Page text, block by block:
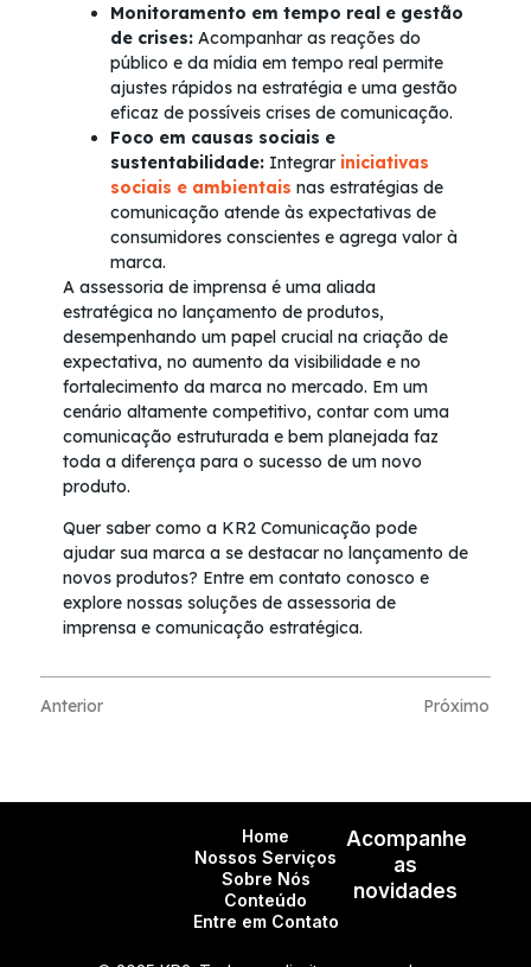
Monitoramento em tempo real e gestão
de crises: Acompanhar as reações do
público e da mídia em tempo real permite
ajustes rápidos na estratégia e uma gestão
eficaz de possíveis crises de comunicação.
Foco em causas sociais e
sustentabilidade:Integrar iniciativas
sociais e ambientais nas estratégias de
comunicação atende às expectativas de
consumidores conscientes e agrega valor à
marca.
A assessoria de imprensa é uma aliada
estratégica no lançamento de produtos,
desempenhando um papel crucial na criação de
expectativa, no aumento da visibilidade e no
fortalecimento da marca no mercado. Em um
cenário altamente competitivo, contar com uma
comunicação estruturada e bem planejada faz
toda a diferença para o sucesso de um novo
produto.
Quer saber como a KR2 Comunicação pode
ajudar sua marca a se destacar no lançamento de
novos produtos? Entre em contato conosco e
explore nossas soluções de assessoria de
imprensa e comunicação estratégica.
Anterior Próximo
Home
Nossos Serviços
Sobre Nós
Conteúdo
Entre em Contato
Acompanhe
as
novidades